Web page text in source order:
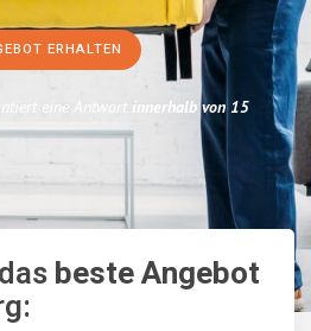
ERHALTEN
eine Antwort innerhalb von 15
beste Angebot